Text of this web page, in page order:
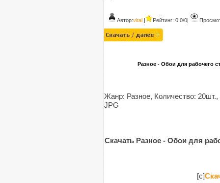
Автор:vital | Рейтинг: 0.0/0|
Разное - Обои для рабочего
Жанр: Разное, Количество:
JPG
Скачать Разное - Обои для
[c]